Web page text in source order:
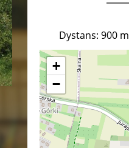
Dystans: 900 m
+
−